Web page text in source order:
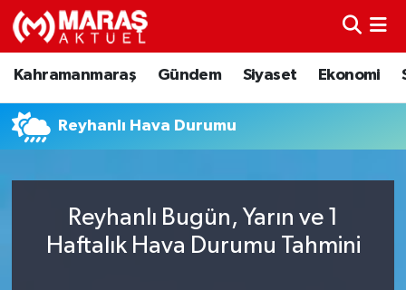
Kahramanmaraş Gündem Siyaset Ekonomi
Reyhanlı Hava Durumu
Reyhanlı Bugün, Yarın ve 1
Haftalık Hava Durumu Tahmini
Kahramanmaraş
Ekonomi
Spor
Nöbetçi Eczaneler
Trafik Durumu
TFF 3.Lig 4.Grup Puan Durumu ve Fikstür